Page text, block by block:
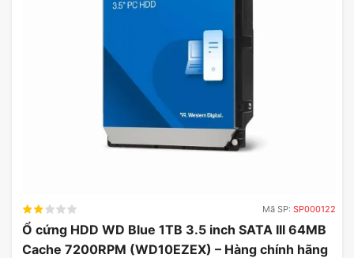
Mã SP: SP000122
Ổ cứng HDD WD Blue 1TB 3.5 inch SATA III 64MB
Cache 7200RPM (WD10EZEX) – Hàng chính hãng